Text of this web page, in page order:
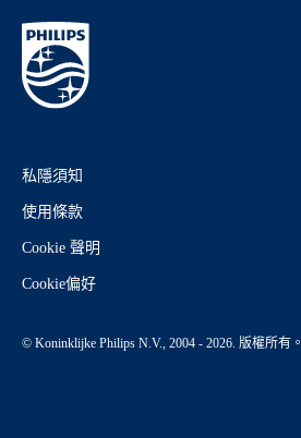
私隱須知
使用條款
Cookie 聲明
Cookie偏好
© Koninklijke Philips N.V., 2004 - 2026. 版權所有。